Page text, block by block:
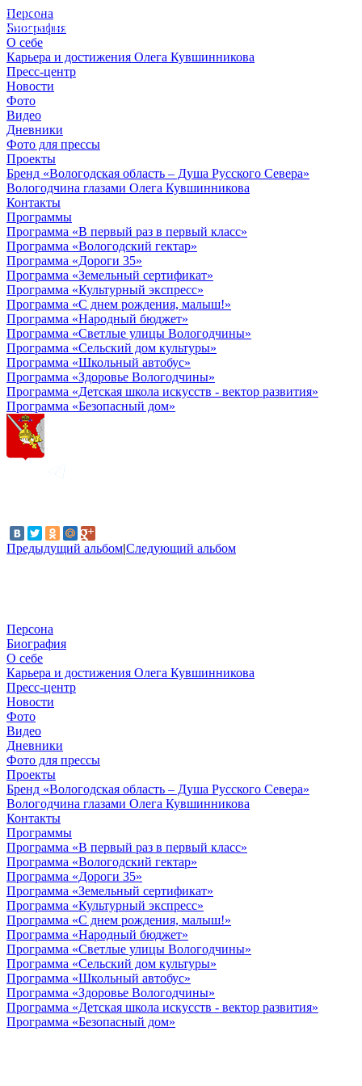
Персона
Биография
О себе
Карьера и достижения Олега Кувшинникова
Пресс-центр
Новости
Фото
Видео
Дневники
Фото для прессы
Проекты
Бренд «Вологодская область – Душа Русского Севера»
Вологодчина глазами Олега Кувшинникова
Контакты
Программы
Программа «В первый раз в первый класс»
Программа «Вологодский гектар»
Программа «Дороги 35»
Программа «Земельный сертификат»
Программа «Культурный экспресс»
Программа «С днем рождения, малыш!»
Программа «Народный бюджет»
Программа «Светлые улицы Вологодчины»
Программа «Сельский дом культуры»
Программа «Школьный автобус»
Программа «Здоровье Вологодчины»
Программа «Детская школа искусств - вектор развития»
Программа «Безопасный дом»
Предыдущий альбом|Следующий альбом
© 2012 - 2023,
КУВШИННИКОВ О.А.
Персона
Биография
О себе
Карьера и достижения Олега Кувшинникова
Пресс-центр
Новости
Фото
Видео
Дневники
Фото для прессы
Проекты
Бренд «Вологодская область – Душа Русского Севера»
Вологодчина глазами Олега Кувшинникова
Контакты
Программы
Программа «В первый раз в первый класс»
Программа «Вологодский гектар»
Программа «Дороги 35»
Программа «Земельный сертификат»
Программа «Культурный экспресс»
Программа «С днем рождения, малыш!»
Программа «Народный бюджет»
Программа «Светлые улицы Вологодчины»
Программа «Сельский дом культуры»
Программа «Школьный автобус»
Программа «Здоровье Вологодчины»
Программа «Детская школа искусств - вектор развития»
Программа «Безопасный дом»